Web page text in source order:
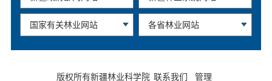
版权所有新疆林业科学院 联系我们
管理